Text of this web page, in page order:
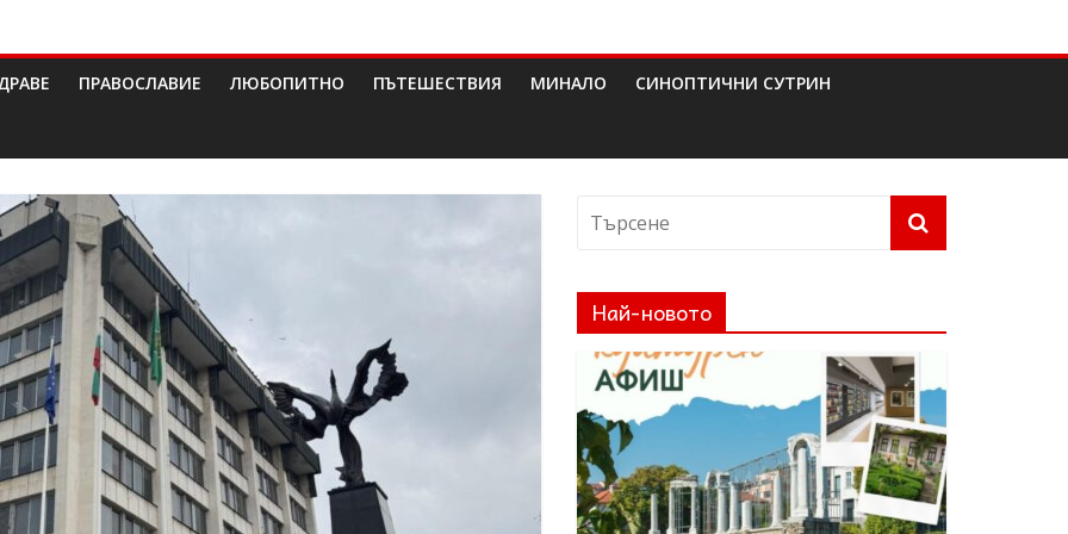
ПРАВОСЛАВИЕ ЛЮБОПИТНО ПЪТЕШЕСТВИЯ МИНАЛО СИНОПТИЧНИ СУТРИН
Най-новото